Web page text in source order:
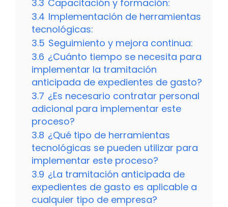
3.3 Capacitación y formación:
3.4 Implementación de herramientas
tecnológicas:
3.5 Seguimiento y mejora continua:
3.6 ¿Cuánto tiempo se necesita para
implementar la tramitación
anticipada de expedientes de gasto?
3.7 ¿Es necesario contratar personal
adicional para implementar este
proceso?
3.8 ¿Qué tipo de herramientas
tecnológicas se pueden utilizar para
implementar este proceso?
3.9 ¿La tramitación anticipada de
expedientes de gasto es aplicable a
cualquier tipo de empresa?